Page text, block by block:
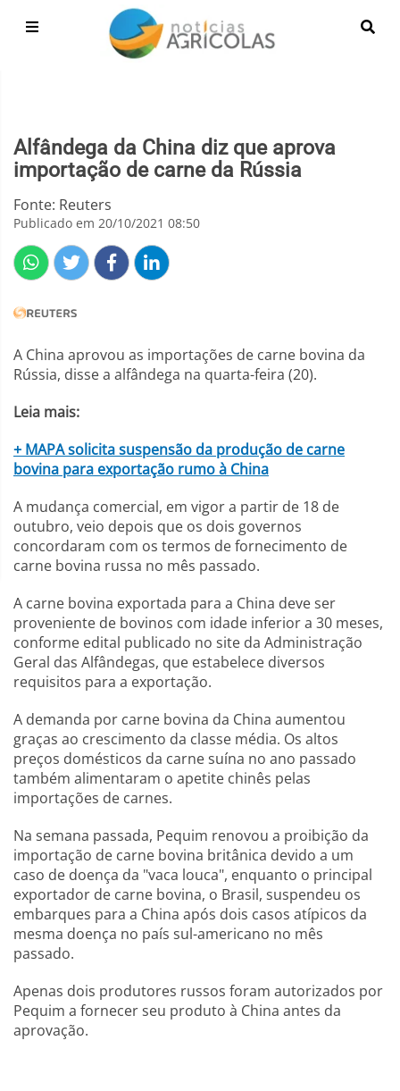
Alfândega da China diz que aprova
importação de carne da Rússia
Fonte: Reuters
Publicado em 20/10/2021 08:50
A China aprovou as importações de carne bovina da
Rússia, disse a alfândega na quarta-feira (20).
Leia mais:
+ MAPA solicita suspensão da produção de carne
bovina para exportação rumo à China
A mudança comercial, em vigor a partir de 18 de
outubro, veio depois que os dois governos
concordaram com os termos de fornecimento de
carne bovina russa no mês passado.
A carne bovina exportada para a China deve ser
proveniente de bovinos com idade inferior a 30 meses,
conforme edital publicado no site da Administração
Geral das Alfândegas, que estabelece diversos
requisitos para a exportação.
A demanda por carne bovina da China aumentou
graças ao crescimento da classe média. Os altos
preços domésticos da carne suína no ano passado
também alimentaram o apetite chinês pelas
importações de carnes.
Na semana passada, Pequim renovou a proibição da
importação de carne bovina britânica devido a um
caso de doença da "vaca louca", enquanto o principal
exportador de carne bovina, o Brasil, suspendeu os
embarques para a China após dois casos atípicos da
mesma doença no país sul-americano no mês
passado.
Apenas dois produtores russos foram autorizados por
Pequim a fornecer seu produto à China antes da
aprovação.